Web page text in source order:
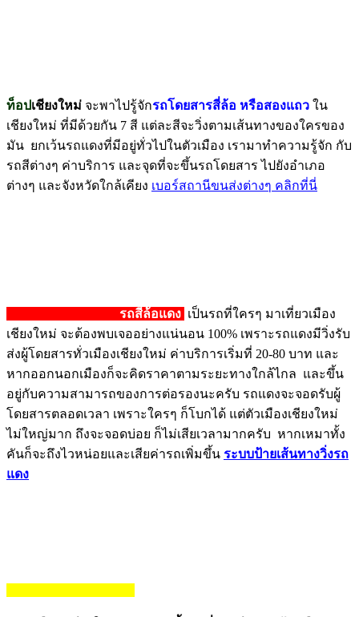
ท็อปเชียงใหม่ จะพาไปรู้จักรถโดยสารสี่ล้อ หรือสองแถว ใน
เชียงใหม่ ที่มีด้วยกัน 7 สี แต่ละสีจะวิ่งตามเส้นทางของใครของ
มัน ยกเว้นรถแดงที่มีอยู่ทั่วไปในตัวเมือง เรามาทำความรู้จัก กับ
รถสีต่างๆ ค่าบริการ และจุดที่จะขึ้นรถโดยสาร ไปยังอำเภอ
ต่างๆ และจังหวัดใกล้เคียง เบอร์สถานีขนส่งต่างๆ คลิกที่นี่
รถสี่ล้อแดง เป็นรถที่ใครๆ มาเที่ยวเมือง
เชียงใหม่ จะต้องพบเจออย่างแน่นอน 100% เพราะรถแดงมีวิ่งรับ
ส่งผู้โดยสารทั่วเมืองเชียงใหม่ ค่าบริการเริ่มที่ 20-80 บาท และ
หากออกนอกเมืองก็จะคิดราคาตามระยะทางใกล้ไกล และขึ้น
อยู่กับความสามารถของการต่อรองนะครับ รถแดงจะจอดรับผู้
โดยสารตลอดเวลา เพราะใครๆ ก็โบกได้ แต่ตัวเมืองเชียงใหม่
ไม่ใหญ่มาก ถึงจะจอดบ่อย ก็ไม่เสียเวลามากครับ หากเหมาทั้ง
คันก็จะถึงไวหน่อยและเสียค่ารถเพิ่มขึ้น ระบบป้ายเส้นทางวิ่งรถ
แดง